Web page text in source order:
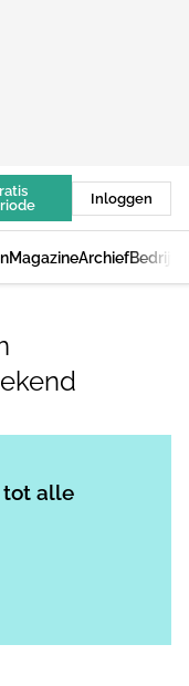
Inloggen
MagazineArchief
tot alle